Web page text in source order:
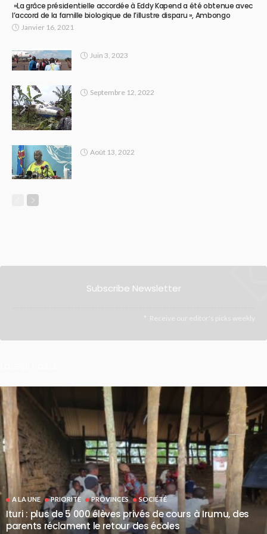
»La grâce présidentielle accordée à Eddy Kapend a été obtenue avec
l’accord de la famille biologique de l’illustre disparu », Ambongo
Janvier 16, 2021
Juin 3, 2023
Septembre 12, 2022
Août 13, 2022
Subscribe Newsletter
Receive our editor's picks weekly
A LA UNE PRIORITE PROVINCES SOCIÉTÉ
Ituri : plus de 5 000 élèves privés de cours à Irumu, des
parents réclament le retour des écoles